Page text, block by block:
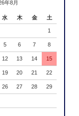
年8月
水 木 金 土
1
5 6 7 8
12 13 14 15
19 20 21 22
26 27 28 29